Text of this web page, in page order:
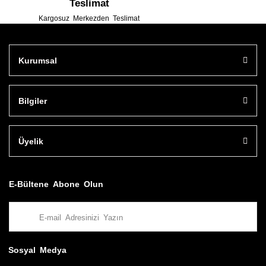
Teslimat
Kargosuz Merkezden Teslimat
Kurumsal
Bilgiler
Üyelik
E-Bültene Abone Olun
Sosyal Medya